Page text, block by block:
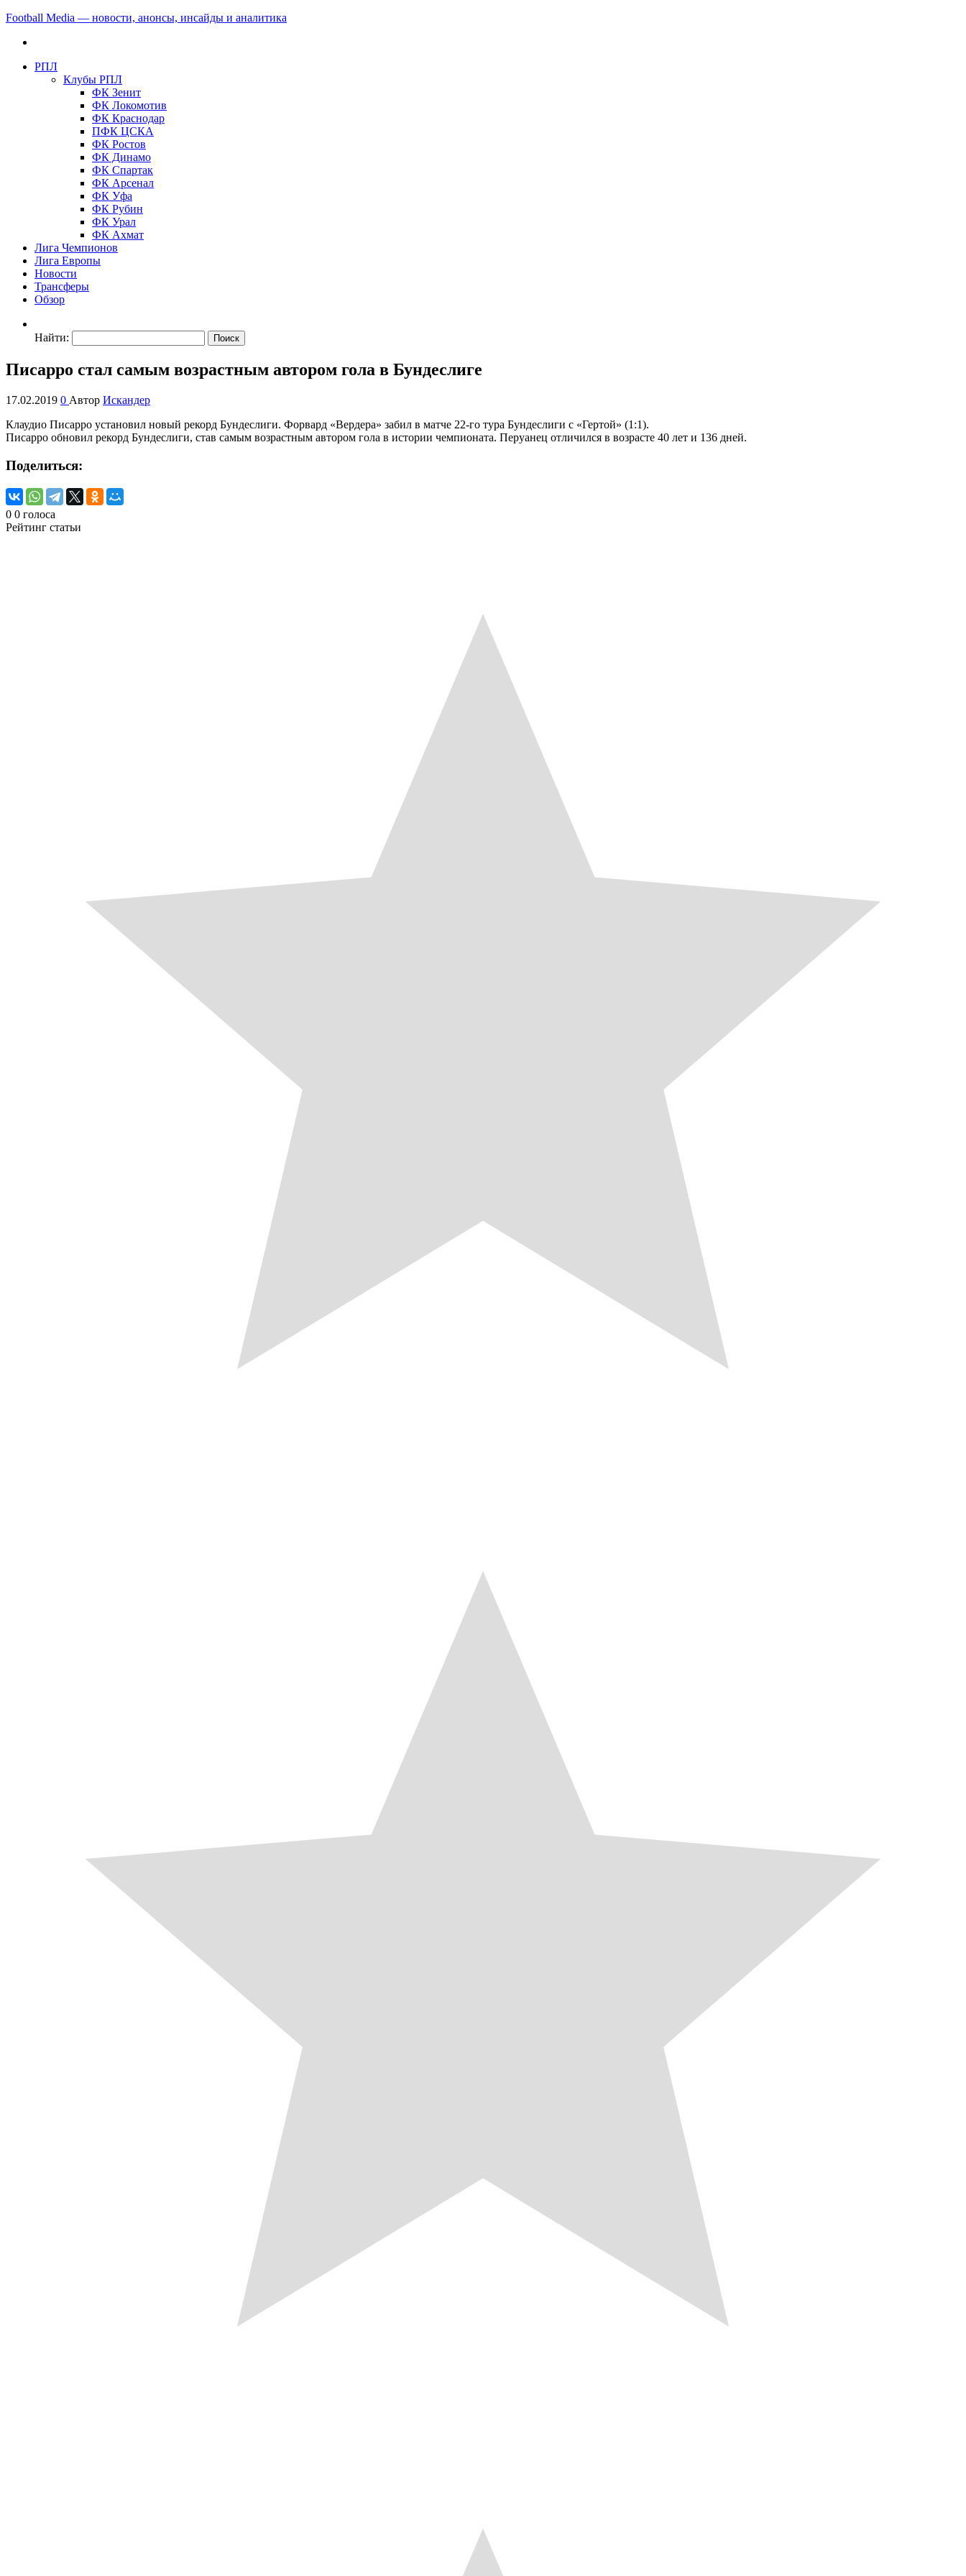
Football Media — новости, анонсы, инсайды и аналитика
РПЛ
Клубы РПЛ
ФК Зенит
ФК Локомотив
ФК Краснодар
ПФК ЦСКА
ФК Ростов
ФК Динамо
ФК Спартак
ФК Арсенал
ФК Уфа
ФК Рубин
ФК Урал
ФК Ахмат
Лига Чемпионов
Лига Европы
Новости
Трансферы
Обзор
Найти:
Писарро стал самым возрастным автором гола в Бундеслиге
17.02.2019 0 Автор Искандер
Клаудио Писарро установил новый рекорд Бундеслиги. Форвард «Вердера» забил в матче 22-го тура Бундеслиги с «Гертой» (1:1).
Писарро обновил рекорд Бундеслиги, став самым возрастным автором гола в истории чемпионата. Перуанец отличился в возрасте 40 лет и 136 дней.
Поделиться:
0 0 голоса
Рейтинг статьи